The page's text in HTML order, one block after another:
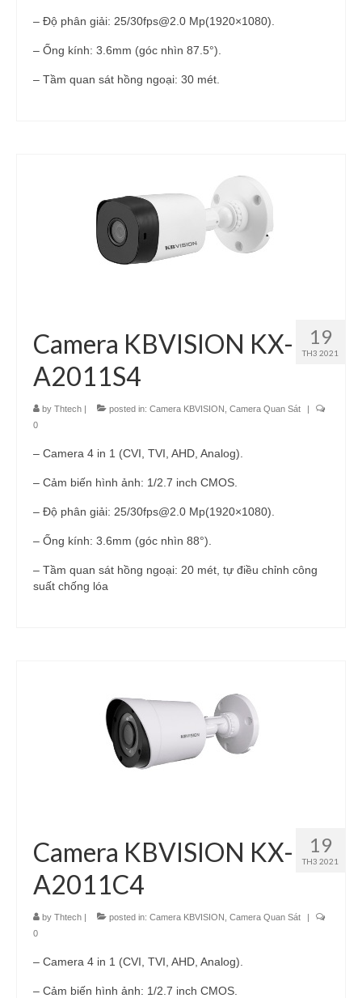
– Độ phân giải: 25/30fps@2.0 Mp(1920×1080).
– Ống kính: 3.6mm (góc nhìn 87.5°).
– Tầm quan sát hồng ngoại: 30 mét.
19
TH3 2021
Camera KBVISION KX-
A2011S4
by Thtech | posted in: Camera KBVISION Camera Quan Sát
|
0
– Camera 4 in 1 (CVI, TVI, AHD, Analog).
– Cảm biến hình ảnh: 1/2.7 inch CMOS.
– Độ phân giải: 25/30fps@2.0 Mp(1920×1080).
– Ống kính: 3.6mm (góc nhìn 88°).
– Tầm quan sát hồng ngoại: 20 mét, tự điều chỉnh công
suất chống lóa
19
TH3 2021
Camera KBVISION KX-
A2011C4
by Thtech | posted in: Camera KBVISION Camera Quan Sát
|
0
– Camera 4 in 1 (CVI, TVI, AHD, Analog).
– Cảm biến hình ảnh: 1/2.7 inch CMOS.